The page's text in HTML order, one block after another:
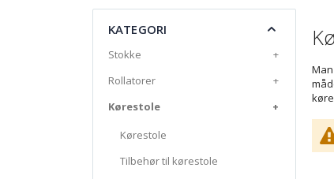
KATEGORI
Stokke
+
Rollatorer
+
Kørestole
+
Kørestole
Tilbehør til kørestole